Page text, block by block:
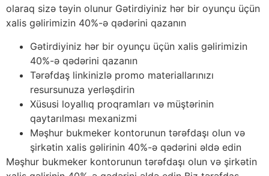
olaraq sizə təyin olunur Gətirdiyiniz hər bir oyunçu üçün
xalis gəlirimizin 40%-ə qədərini qazanın
Gətirdiyiniz hər bir oyunçu üçün xalis gəlirimizin
40%-ə qədərini qazanın
Tərəfdaş linkinizlə promo materiallarınızı
resursunuza yerləşdirin
Xüsusi loyallıq proqramları və müştərinin
qaytarılması mexanizmi
Məşhur bukmeker kontorunun tərəfdaşı olun və
şirkətin xalis gəlirinin 40%-ə qədərini əldə edin
Məşhur bukmeker kontorunun tərəfdaşı olun və şirkətin